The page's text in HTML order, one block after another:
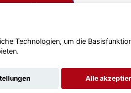
Technologien, um die
Alle